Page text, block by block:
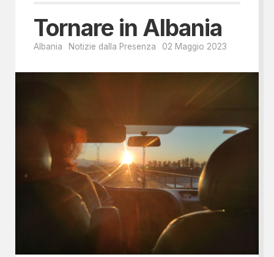
Tornare in Albania
Albania Notizie dalla Presenza 02 Maggio 2023